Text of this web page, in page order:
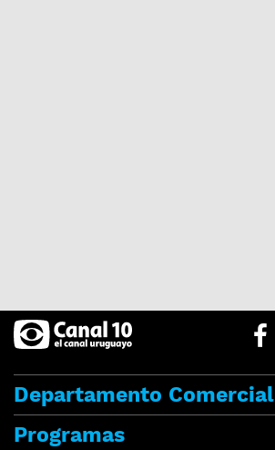
Departamento Comercial
Programas